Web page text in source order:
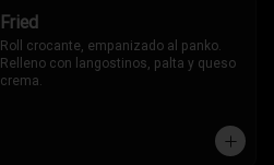
Fried
Roll crocante, empanizado al panko.
Relleno con langostinos, palta y queso
crema.